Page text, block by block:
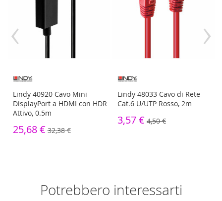
Lindy 40920 Cavo Mini
DisplayPort a HDMI con HDR
Attivo, 0.5m
25,68 € 32,38 €
Lindy 48033 Cavo di Rete
Cat.6 U/UTP Rosso, 2m
3,57 € 4,50 €
‹ ›
Potrebbero interessarti